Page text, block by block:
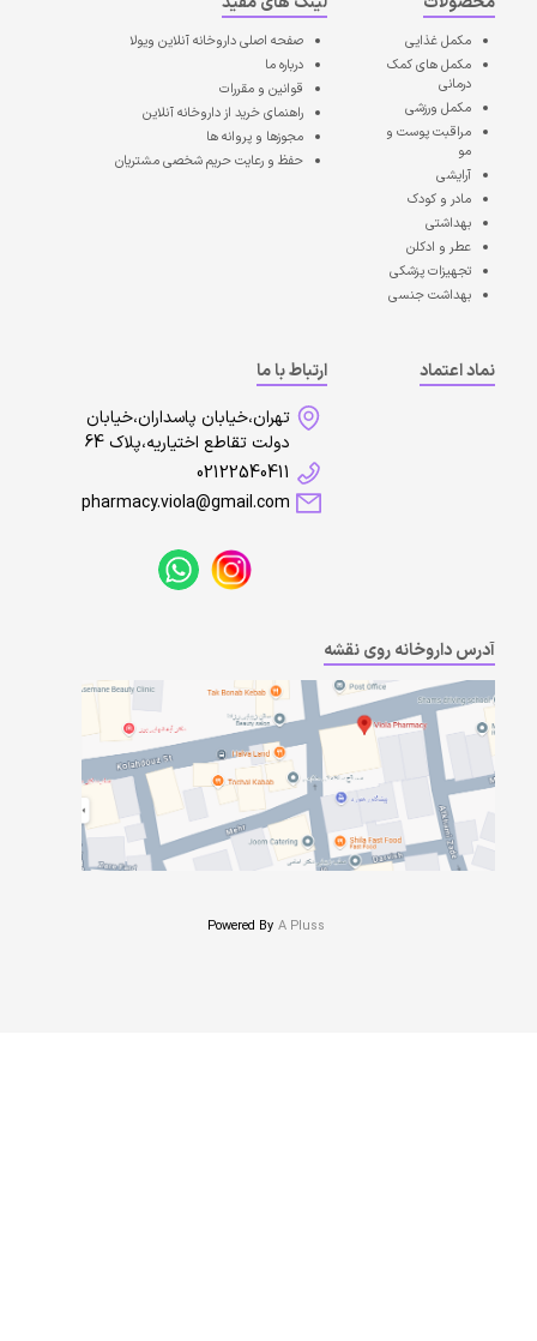
مکمل غذایی
مکمل های کمک
درمانی
مکمل ورزشی
مراقبت پوست و
مو
آرایشی
مادر و کودک
بهداشتی
عطر و ادکلن
تجهیزات پزشکی
بهداشت جنسی
صفحه اصلیداروخانه آنلاین ویولا
درباره ما
قوانین و مقررات
راهنمای خرید از داروخانه آنلاین
مجوزها و پروانه ها
حفظ و رعایت حریم شخصی مشتریان
نماد اعتماد
ارتباط با ما
تهران،خیابان پاسداران،خیابان
دولت تقاطع اختیاریه،پلاک 64
02122540411
pharmacy.viola@gmail.com
آدرس داروخانه روی نقشه
A Pluss
Powered By